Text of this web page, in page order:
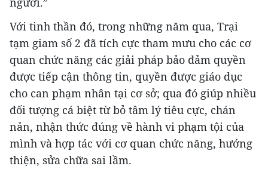
Với tinh thần đó, trong những năm qua, Trại
tạm giam số 2 đã tích cực tham mưu cho các cơ
quan chức năng các giải pháp bảo đảm quyền
được tiếp cận thông tin, quyền được giáo dục
cho can phạm nhân tại cơ sở; qua đó giúp nhiều
đối tượng cá biệt từ bỏ tâm lý tiêu cực, chán
nản, nhận thức đúng về hành vi phạm tội của
mình và hợp tác với cơ quan chức năng, hướng
thiện, sửa chữa sai lầm.